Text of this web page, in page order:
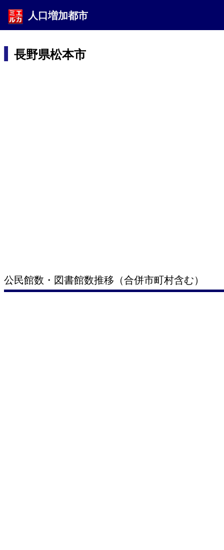
人口増加都市
長野県松本市
公民館数・図書館数推移（合併市町村含む）